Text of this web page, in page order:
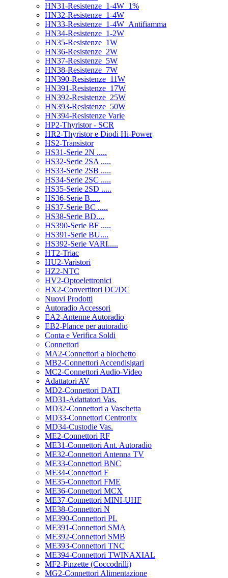
HN31-Resistenze_1-4W_1%
HN32-Resistenze_1-4W
HN33-Resistenze_1-4W_Antifiamma
HN34-Resistenze_1-2W
HN35-Resistenze_1W
HN36-Resistenze_2W
HN37-Resistenze_5W
HN38-Resistenze_7W
HN390-Resistenze_11W
HN391-Resistenze_17W
HN392-Resistenze_25W
HN393-Resistenze_50W
HN394-Resistenze Varie
HP2-Thyristor - SCR
HR2-Thyristor e Diodi Hi-Power
HS2-Transistor
HS31-Serie 2N .....
HS32-Serie 2SA .....
HS33-Serie 2SB .....
HS34-Serie 2SC .....
HS35-Serie 2SD .....
HS36-Serie B.....
HS37-Serie BC .....
HS38-Serie BD....
HS390-Serie BF .....
HS391-Serie BU....
HS392-Serie VARI.....
HT2-Triac
HU2-Varistori
HZ2-NTC
HV2-Optoelettronici
HX2-Convertitori DC/DC
Nuovi Prodotti
Autoradio Accessori
EA2-Antenne Autoradio
EB2-Plance per autoradio
Conta e Verifica Soldi
Connettori
MA2-Connettori a blochetto
MB2-Connettori Accendisigari
MC2-Connettori Audio-Video
Adattatori AV
MD2-Connettori DATI
MD31-Adattatori Vas.
MD32-Connettori a Vaschetta
MD33-Connettori Centronix
MD34-Custodie Vas.
ME2-Connettori RF
ME31-Connettori Ant. Autoradio
ME32-Connettori Antenna TV
ME33-Connettori BNC
ME34-Connettori F
ME35-Connettori FME
ME36-Connettori MCX
ME37-Connettori MINI-UHF
ME38-Connettori N
ME390-Connettori PL
ME391-Connettori SMA
ME392-Connettori SMB
ME393-Connettori TNC
ME394-Connettori TWINAXIAL
MF2-Pinzette (Coccodrilli)
MG2-Connettori Alimentazione